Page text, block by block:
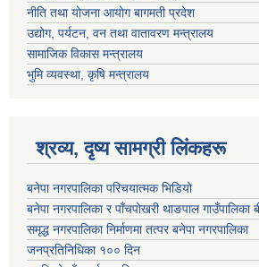
नीति तथा योजना आयोग बागमती प्रदेश
उद्योग, पर्यटन, वन तथा वातावरण मन्त्रालय
सामाजिक विकास मन्त्रालय
भुमि व्यवस्था, कृषि मन्त्रालय
श्रव्य, दृष्य सामग्री लिंकहरू
बनेपा नगरपालिका परिचयात्मक भिडियो
बनेपा नगरपालिका र पाँचपोखरी थाङपाल गाउँपालिका
समृद्ध नगरपालिका निर्माणमा तत्पर बनेपा नगरपालिका
जनप्रतिनिधिका १०० दिन